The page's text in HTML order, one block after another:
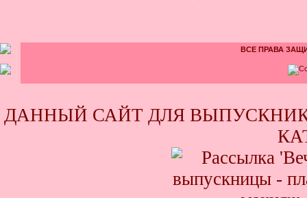
ВСЕ ПРАВА
ДАННЫЙ САЙТ ДЛЯ